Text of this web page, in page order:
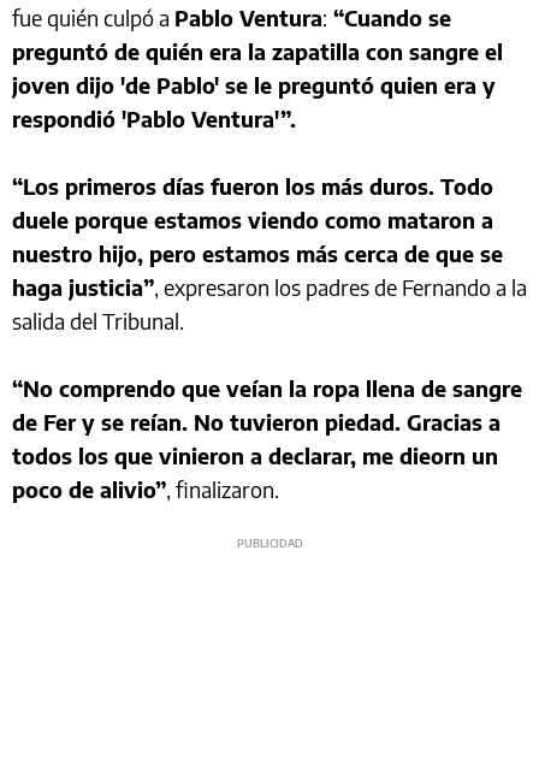
fue quién culpó a Pablo Ventura: “Cuando se
preguntó de quién era la zapatilla con sangre el
joven dijo 'de Pablo' se le preguntó quien era y
respondió 'Pablo Ventura'”.
“Los primeros días fueron los más duros. Todo
duele porque estamos viendo como mataron a
nuestro hijo, pero estamos más cerca de que se
haga justicia”, expresaron los padres de Fernando a la
salida del Tribunal.
“No comprendo que veían la ropa llena de sangre
de Fer y se reían. No tuvieron piedad. Gracias a
todos los que vinieron a declarar, me dieorn un
poco de alivio”, finalizaron.